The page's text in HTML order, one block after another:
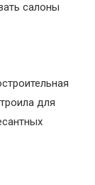
салоны
для